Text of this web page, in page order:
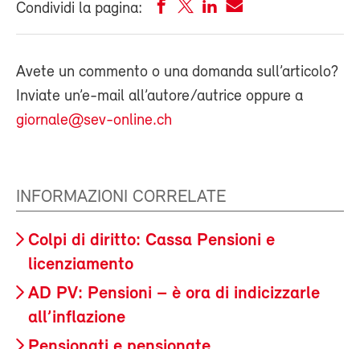
Condividi la pagina:
Avete un commento o una domanda sull’articolo?
Inviate un’e-mail all’autore/autrice oppure a
giornale@sev-online.ch
INFORMAZIONI CORRELATE
Colpi di diritto: Cassa Pensioni e
licenziamento
AD PV: Pensioni – è ora di indicizzarle
all’inflazione